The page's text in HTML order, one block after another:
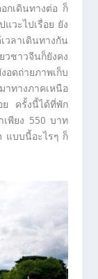
กเดินทางต่อ ก็
วะไปเรื่อย ยัง
วลาเดินทางกัน
ชาวจีนก็ยังคง
อดถ่ายภาพเก็บ
ทางภาคเหนือ
ย ครั้งนี้ได้ที่พัก
พียง 550 บาท
แบบนี้อะไรๆ ก็